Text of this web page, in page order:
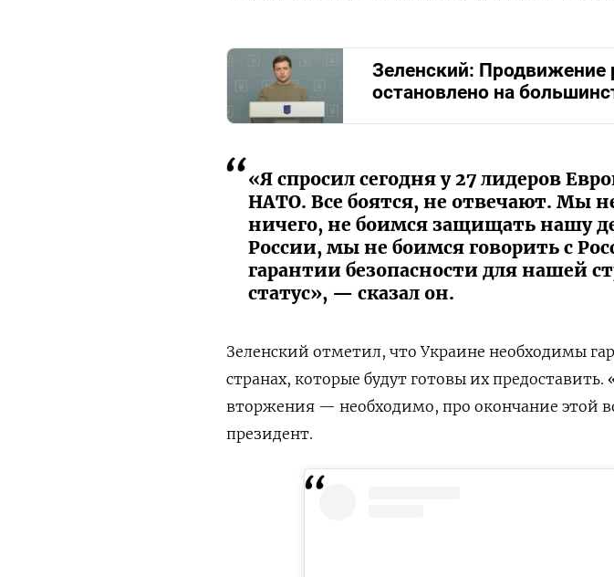
Зеленский: Продвижение
остановлено на
«Я спросил сегодня у 27 лидеров
НАТО. Все боятся, не отвечают. Мы
ничего, не боимся защищать нашу
России, мы не боимся говорить с
гарантии безопасности для нашей
статус», — сказал он.
Зеленский отметил, что Украине необходимы
странах, которые будут готовы их
вторжения — необходимо, про окончание
президент.